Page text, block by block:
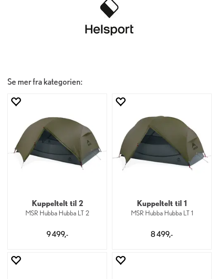
Se mer fra kategorien:
Kuppeltelt til 2
MSR Hubba Hubba LT 2
9 499,-
Kuppeltelt til 1
MSR Hubba Hubba LT 1
8 499,-